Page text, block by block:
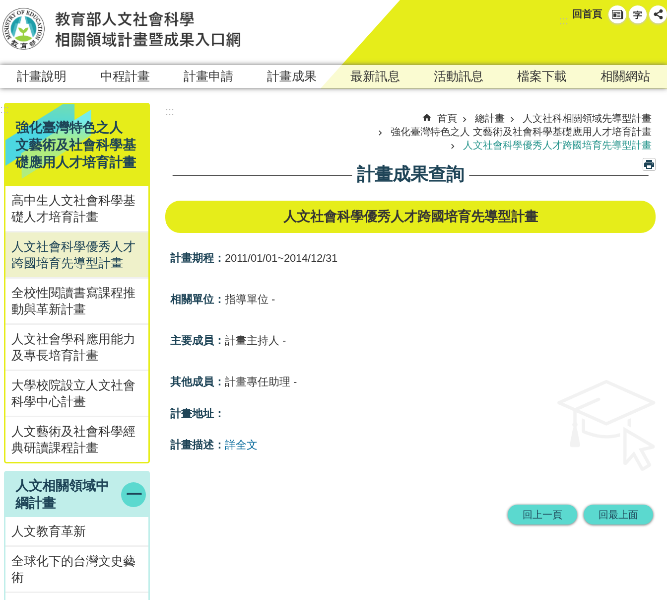
跳到主要內容區塊
:::
回首頁
計畫說明 中程計畫 計畫申請 計畫成果 最新訊息 活動訊息 檔案下載 相關網站
:::
強化臺灣特色之人
文藝術及社會科學基
礎應用人才培育計畫
高中生人文社會科學基
礎人才培育計畫
人文社會科學優秀人才
跨國培育先導型計畫
全校性閱讀書寫課程推
動與革新計畫
人文社會學科應用能力
及專長培育計畫
大學校院設立人文社會
科學中心計畫
人文藝術及社會科學經
典研讀課程計畫
人文相關領域中
綱計畫
人文教育革新
全球化下的台灣文史藝
術
:::
首頁 總計畫
人文社科相關領域先導型計畫
強化臺灣特色之人 文藝術及社會科學基礎應用人才培育計畫
人文社會科學優秀人才跨國培育先導型計畫
計畫成果查詢
人文社會科學優秀人才跨國培育先導型計畫
計畫期程： 2011/01/01~2014/12/31
相關單位： 指導單位 -
主要成員： 計畫主持人 -
其他成員： 計畫專任助理 -
計畫地址：
計畫描述： 詳全文
回上一頁 回最上面